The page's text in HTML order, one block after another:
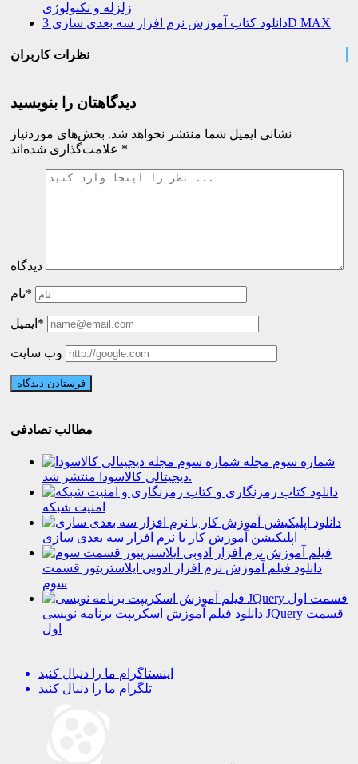
زلزله و تکنولوژی
دانلود کتاب آموزش نرم افزار سه بعدی سازی 3D MAX
نظرات کاربران
دیدگاهتان را بنویسید
نشانی ایمیل شما منتشر نخواهد شد. بخش‌های موردنیاز
*
دیدگاه
نام*
ایمیل*
وب سایت
مطالب تصادفی
شماره سوم مجله
دیجیتالی کالاسودا منتشر شد.
دانلود کتاب رمزنگاری و
امنیت شبکه
دانلود
اپلیکیشن آموزش کار با نرم افزار سه بعدی سازی
دانلود فیلم آموزش نرم افزار ادوبی ایلاستریتور قسمت
سوم
دانلود فیلم آموزش اسکریپت برنامه نویسی JQuery قسمت
اول
اینستاگرام ما را دنبال کنید
تلگرام ما را دنبال کنید